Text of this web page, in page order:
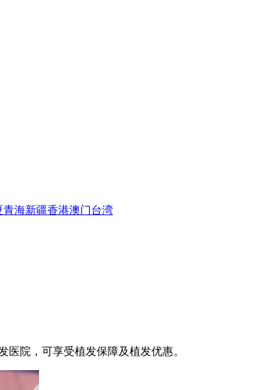
青海新疆香港澳门台湾
院，可享受植发保障及植发优惠。